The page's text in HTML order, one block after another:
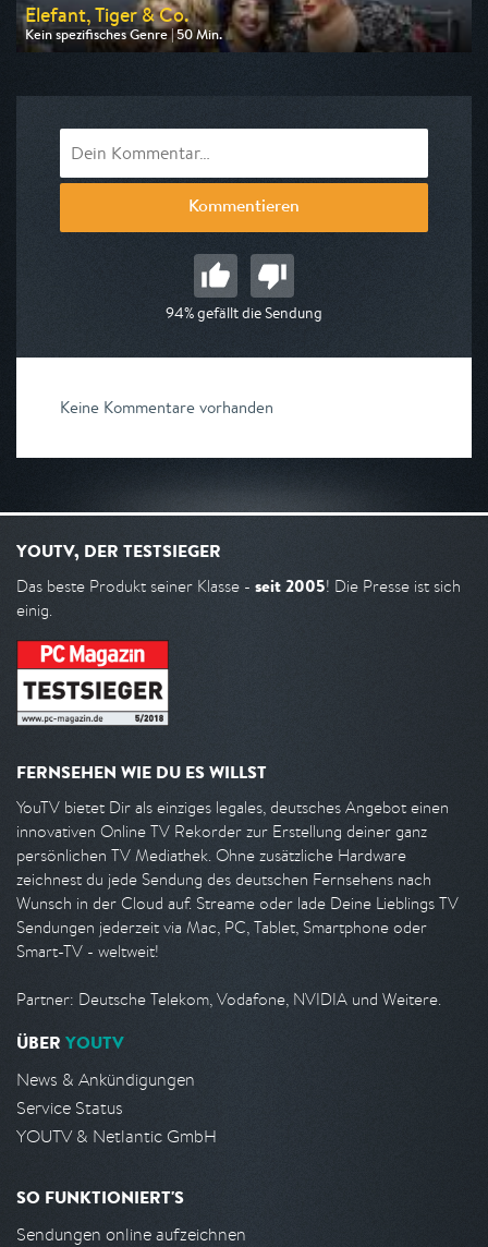
Elefant, Tiger & Co.
Kein spezifisches Genre | 50 Min.
Ausgestrahlt von MDR
Kommentieren
94% gefällt die Sendung
Keine Kommentare vorhanden
YOUTV, DER TESTSIEGER
Das beste Produkt seiner Klasse - seit 2005! Die Presse ist sich
einig.
FERNSEHEN WIE DU ES WILLST
YouTV bietet Dir als einziges legales, deutsches Angebot einen
innovativen Online TV Rekorder zur Erstellung deiner ganz
persönlichen TV Mediathek. Ohne zusätzliche Hardware
zeichnest du jede Sendung des deutschen Fernsehens nach
Wunsch in der Cloud auf. Streame oder lade Deine Lieblings TV
Sendungen jederzeit via Mac, PC, Tablet, Smartphone oder
Smart-TV - weltweit!
Partner: Deutsche Telekom, Vodafone, NVIDIA und Weitere.
ÜBER YOUTV
News & Ankündigungen
Service Status
YOUTV & Netlantic GmbH
SO FUNKTIONIERT'S
Sendungen online aufzeichnen